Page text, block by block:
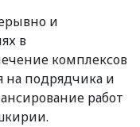
и
в
комплексов
на подрядчика и
работ